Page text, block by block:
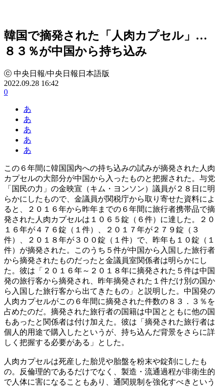
韓国で摘発された「人肉カプセル」…
８３％が中国から持ち込み
ⓒ 中央日報/中央日報日本語版
2022.09.28 16:42
0
あ
あ
あ
あ
あ
この６年間に韓国国内への持ち込みの試みが摘発された人肉
カプセルの大部分が中国から入ったものと把握された。与党
「国民の力」の金映宣（キム・ヨンソン）議員が２８日に明
らかにしたもので、金議員が関税庁から取り寄せた資料によ
ると、２０１６年から昨年までの６年間に旅行者携帯品で摘
発された人肉カプセルは１０６５錠（６件）に達した。２０
１６年が４７６錠（１件）、２０１７年が２７９錠（３
件）、２０１８年が３００錠（１件）で、昨年も１０錠（１
件）が摘発された。このうち５件が中国から入国した旅行者
から摘発されたものだったと金議員室関係者は明らかにし
た。彼は「２０１６年～２０１８年に摘発された５件は中国
発の旅行客から摘発され、昨年摘発された１件だけ別の国か
ら入国した旅行客から出てきたもの」と説明した。中国発の
人肉カプセルがこの６年間に摘発された件数の８３．３％を
占めたのだ。摘発された旅行者の国籍は中国とともに他の国
もあったと関係者は付け加えた。彼は「摘発された旅行者は
個人的用途で購入したというが、持ち込んだ背景をさらに詳
しく把握する必要がある」とした。
人肉カプセルは死産した胎児や胎盤を粉末や錠剤にしたも
の。反倫理的であるだけでなく、製造・流通過程が非衛生的
で人体に害になることもあり、通関規制を強化すべきという